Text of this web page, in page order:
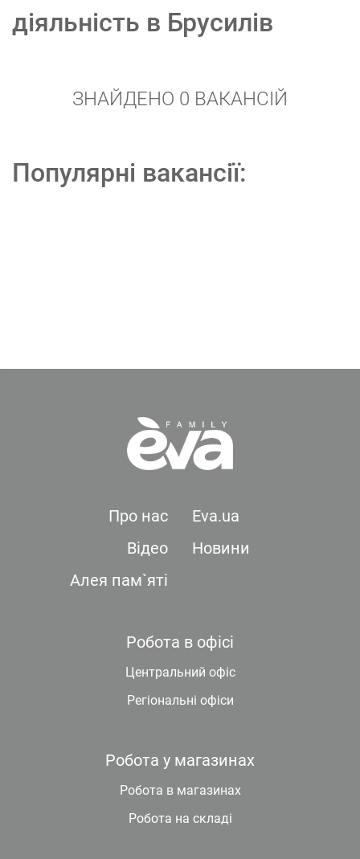
діяльність в Брусилів
ЗНАЙДЕНО 0 ВАКАНСІЙ
Популярні вакансії:
Про нас
Eva.ua
Відео
Новини
Алея пам`яті
Робота в офісі
Центральний офіс
Регіональні офіси
Робота у магазинах
Робота в магазинах
Робота на складі